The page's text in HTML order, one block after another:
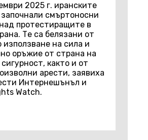
2025 г. иранските
смъртоносни
протестиращите в
Те са белязани от
използване на сила и
оръжие от страна на
както и от
арести, заявиха
Интернешънъл и
Watch.